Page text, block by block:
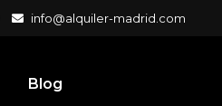
info@alquiler-madrid.com
Blog